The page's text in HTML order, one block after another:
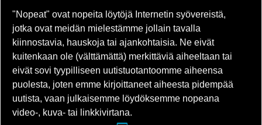
"Nopeat" ovat nopeita löytöjä Internetin syövereistä,
jotka ovat meidän mielestämme jollain tavalla
kiinnostavia, hauskoja tai ajankohtaisia. Ne eivät
kuitenkaan ole (välttämättä) merkittäviä aiheeltaan tai
eivät sovi tyypilliseen uutistuotantoomme aiheensa
puolesta, joten emme kirjoittaneet aiheesta pidempää
uutista, vaan julkaisemme löydöksemme nopeana
video-, kuva- tai linkkivirtana.